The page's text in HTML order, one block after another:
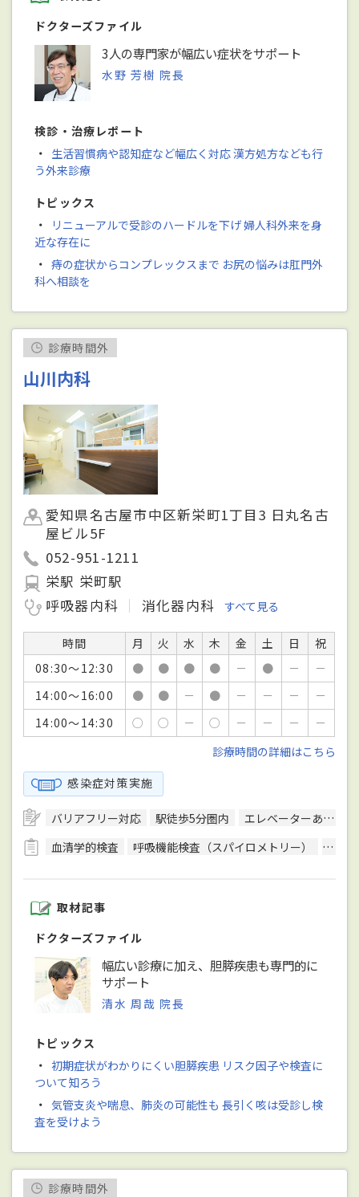
ドクターズファイル
3人の専門家が幅広い症状をサポート
水野 芳樹 院長
検診・治療レポート
・ 生活習慣病や認知症など幅広く対応 漢方処方なども行
う外来診療
トピックス
・
リニューアルで受診のハードルを下げ 婦人科外来を身
近な存在に
・ 痔の症状からコンプレックスまで お尻の悩みは肛門外
科へ相談を
診療時間外
山川内科
愛知県名古屋市中区新栄町1丁目3 日丸名古
屋ビル5F
052-951-1211
栄駅 栄町駅
呼吸器内科
消化器内科 すべて見る
時間 月 火 水 木 金 土 日
祝
08:30～12:30
● ● ● ● － ● －
－
14:00～16:00
● ● － ● － － －
－
14:00～14:30
○ ○ － ○ － － －
－
診療時間の詳細はこちら
感染症対策実施
バリアフリー対応 駅徒歩5分圏内 エレベーターあり
血清学的検査
呼吸機能検査（スパイロメトリー） 骨密
取材記事
ドクターズファイル
幅広い診療に加え、胆膵疾患も専門的に
サポート
清水 周哉 院長
トピックス
・ 初期症状がわかりにくい胆膵疾患 リスク因子や検査に
ついて知ろう
・ 気管支炎や喘息、肺炎の可能性も 長引く咳は受診し検
査を受けよう
診療時間外